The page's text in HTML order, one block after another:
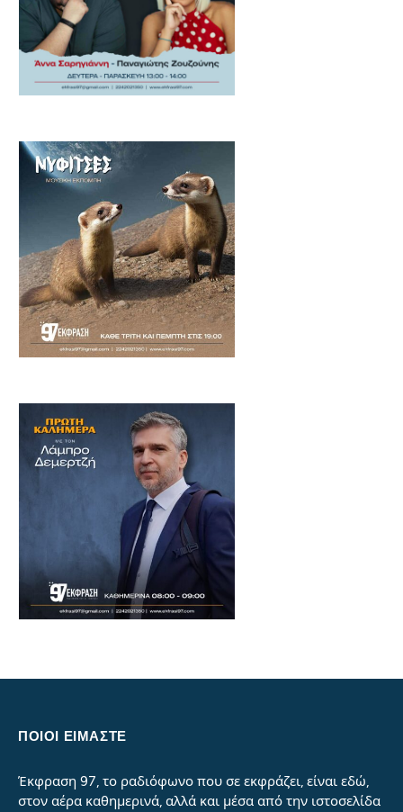
ΠΟΙΟΙ ΕΙΜΑΣΤΕ
Έκφραση 97, το ραδιόφωνο που σε εκφράζει, είναι εδώ,
στον αέρα καθημερινά, αλλά και μέσα από την ιστοσελίδα